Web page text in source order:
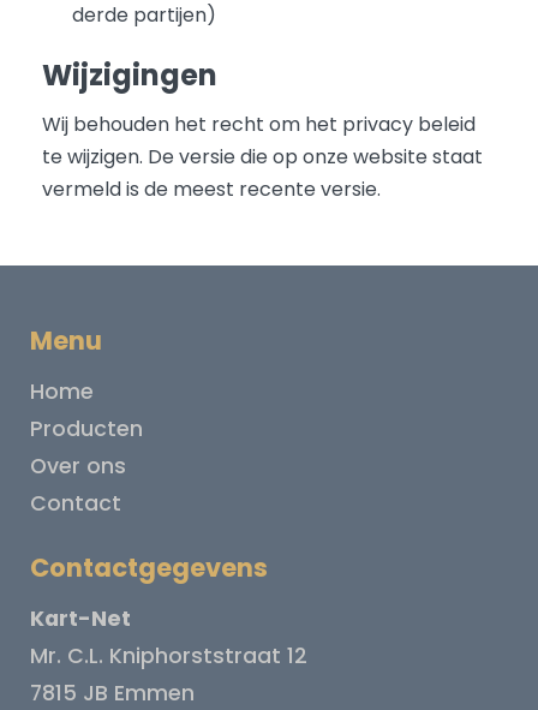
derde partijen)
Wijzigingen
Wij behouden het recht om het privacy beleid
te wijzigen. De versie die op onze website staat
vermeld is de meest recente versie.
Menu
Home
Producten
Over ons
Contact
Contactgegevens
Kart-Net
Mr. C.L. Kniphorststraat 12
7815 JB Emmen